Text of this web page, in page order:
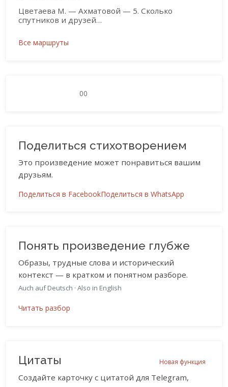
Цветаева М. — Ахматовой — 5. Сколько
спутников и друзей…
Все маршруты
00
Поделиться стихотворением
Это произведение может понравиться вашим
друзьям.
Поделиться в FacebookПоделиться в WhatsApp
Понять произведение глубже
Образы, трудные слова и исторический
контекст — в кратком и понятном разборе.
Auch auf Deutsch · Also in English
Читать разбор
Цитаты Новая функция
Создайте карточку с цитатой для Telegram,